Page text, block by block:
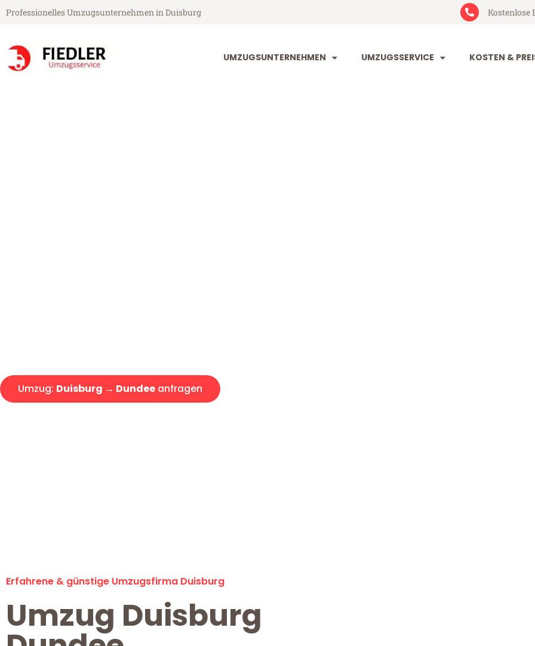
Professionelles Umzugsunternehmen in Duisburg Kostenlose
UMZUGSUNTERNEHMEN UMZUGSSERVICE KOSTEN &
Umzug: Duisburg → Dundee anfragen
Erfahrene & günstige Umzugsfirma Duisburg
Umzug Duisburg